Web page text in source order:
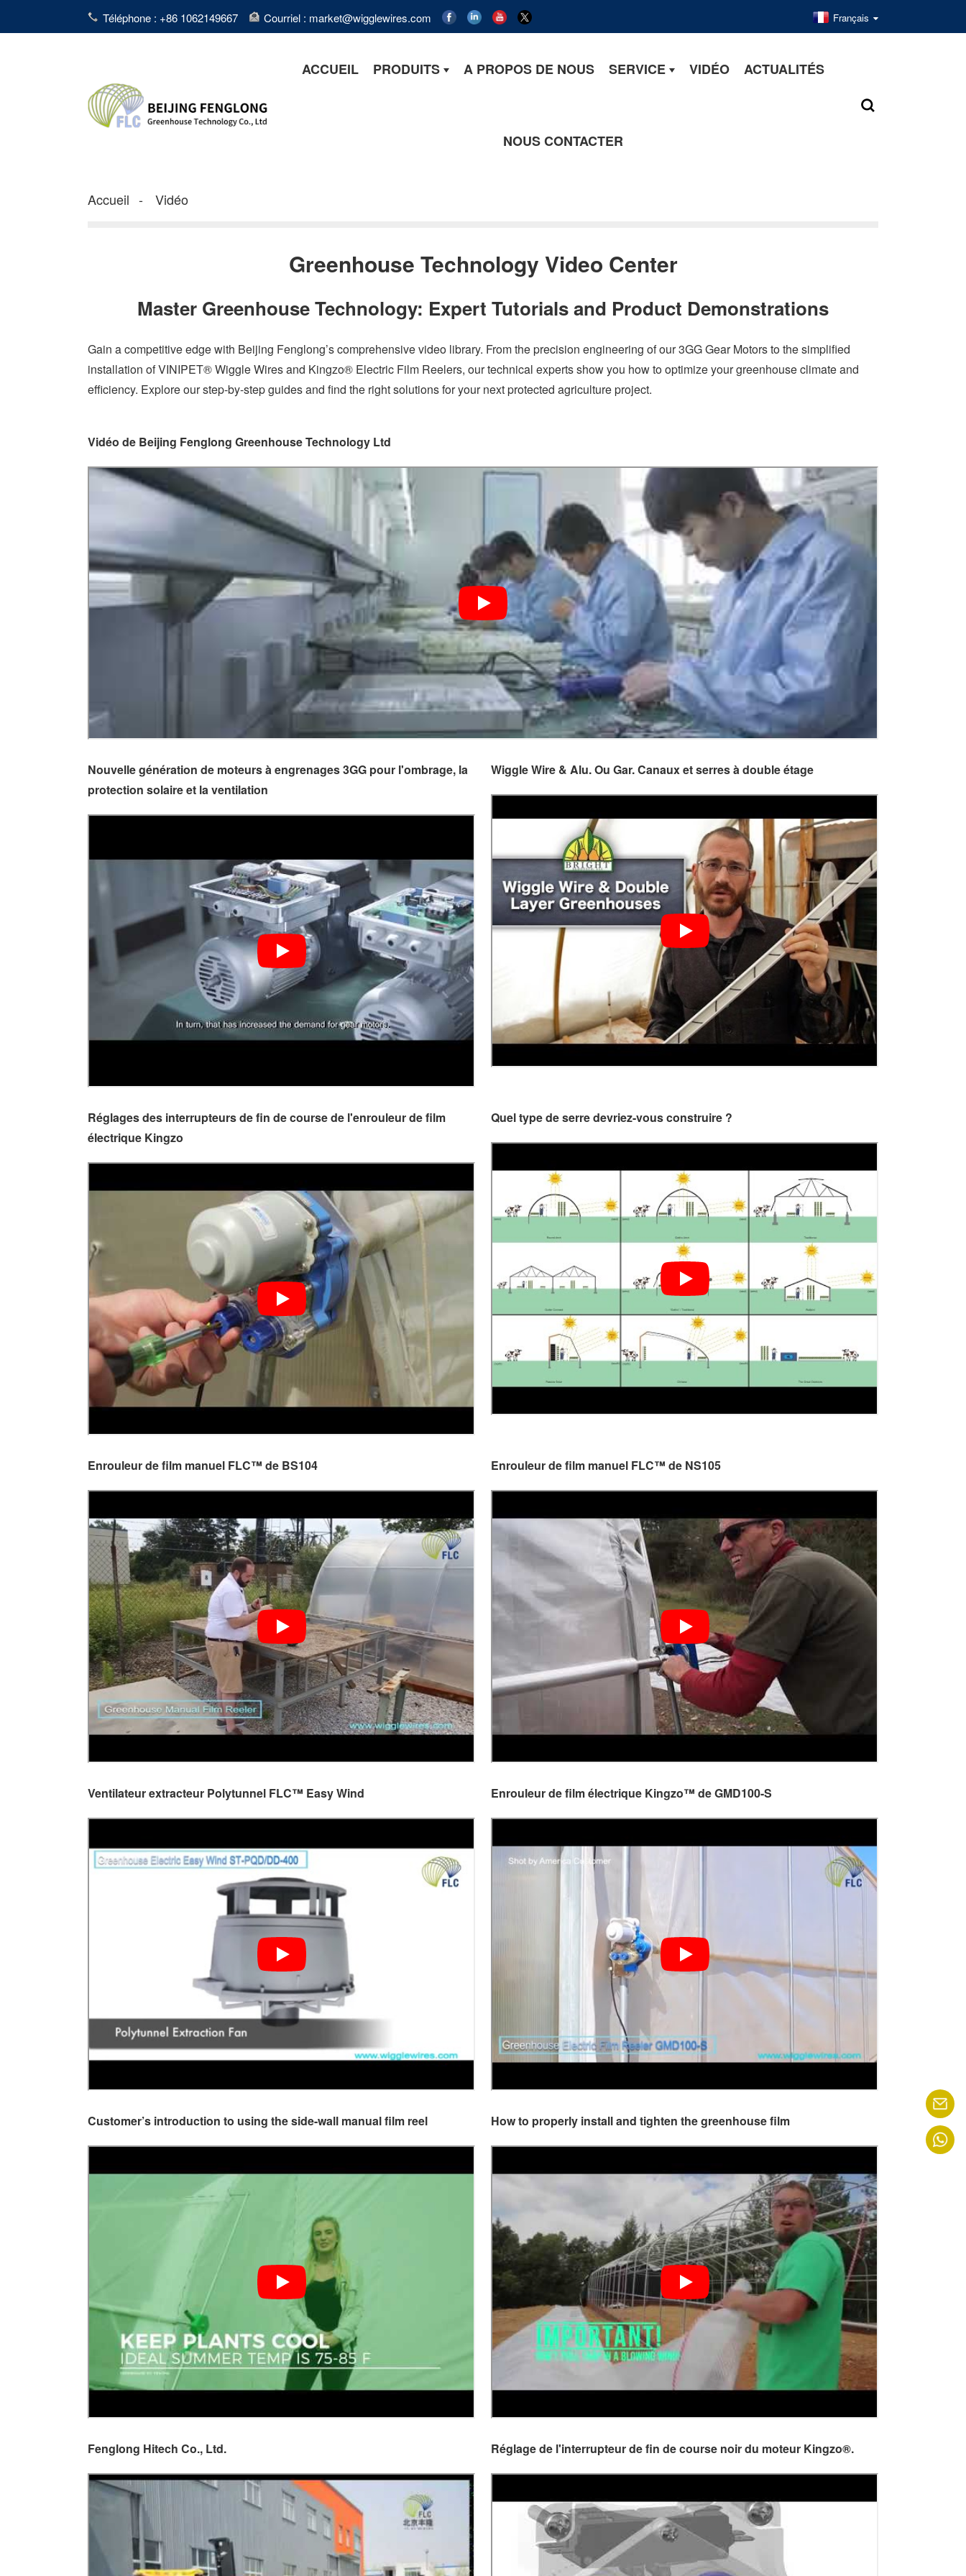
Téléphone : +86 1062149667 Courriel : market@wigglewires.com Français
ACCUEIL PRODUITS A PROPOS DE NOUS SERVICE VIDÉO ACTUALITÉS
NOUS CONTACTER
Accueil Vidéo
Greenhouse Technology Video Center
Master Greenhouse Technology: Expert Tutorials and Product Demonstrations
Gain a competitive edge with Beijing Fenglong’s comprehensive video library. From the precision engineering of our 3GG Gear Motors to the simplified
installation of VINIPET® Wiggle Wires and Kingzo® Electric Film Reelers, our technical experts show you how to optimize your greenhouse climate and
efficiency. Explore our step-by-step guides and find the right solutions for your next protected agriculture project.
Vidéo de Beijing Fenglong Greenhouse Technology Ltd
Nouvelle génération de moteurs à engrenages 3GG pour l'ombrage, la
protection solaire et la ventilation
Wiggle Wire & Alu. Ou Gar. Canaux et serres à double étage
Réglages des interrupteurs de fin de course de l'enrouleur de film
électrique Kingzo
Quel type de serre devriez-vous construire ?
Enrouleur de film manuel FLC™ de BS104 Enrouleur de film manuel FLC™ de NS105
Ventilateur extracteur Polytunnel FLC™ Easy Wind Enrouleur de film électrique Kingzo™ de GMD100-S
Customer’s introduction to using the side-wall manual film reel How to properly install and tighten the greenhouse film
Fenglong Hitech Co., Ltd. Réglage de l'interrupteur de fin de course noir du moteur Kingzo®.